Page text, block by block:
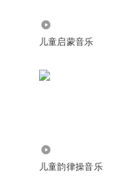
儿童启蒙音乐
儿童韵律操音乐